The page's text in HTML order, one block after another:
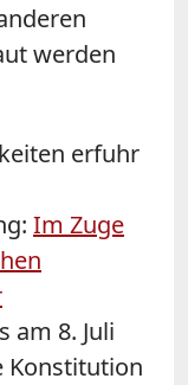
werden
erfuhr
Im Zuge
am 8. Juli
Konstitution